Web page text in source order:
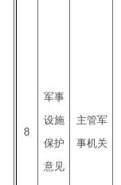
8
军事
设施
保护
意见
主管军
事机关